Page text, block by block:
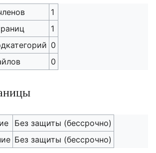
1
1
0
0
Без защиты (бессрочно)
Без защиты (бессрочно)